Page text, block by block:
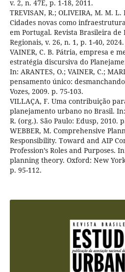
v. 2, n. 47E, p. 1-18, 2011.
TREVISAN, R.; OLIVEIRA, M. M.
Cidades novas como
em Portugal. Revista Brasileira de
Regionais, v. 26, n. 1, p. 1-40, 2024.
VAINER, C. B. Pátria, empresa e
estratégia discursiva do
In: ARANTES, O.; VAINER, C.;
pensamento único:
Vozes, 2009. p. 75-103.
VILLAÇA, F. Uma contribuição
planejamento urbano no Brasil. In:
R. (org.). São Paulo: Edusp, 2010.
WEBBER, M. Comprehensive
Responsibility. Toward and AIP
Profession’s Roles and Purposes.
planning theory. Oxford: New
p. 95-112.